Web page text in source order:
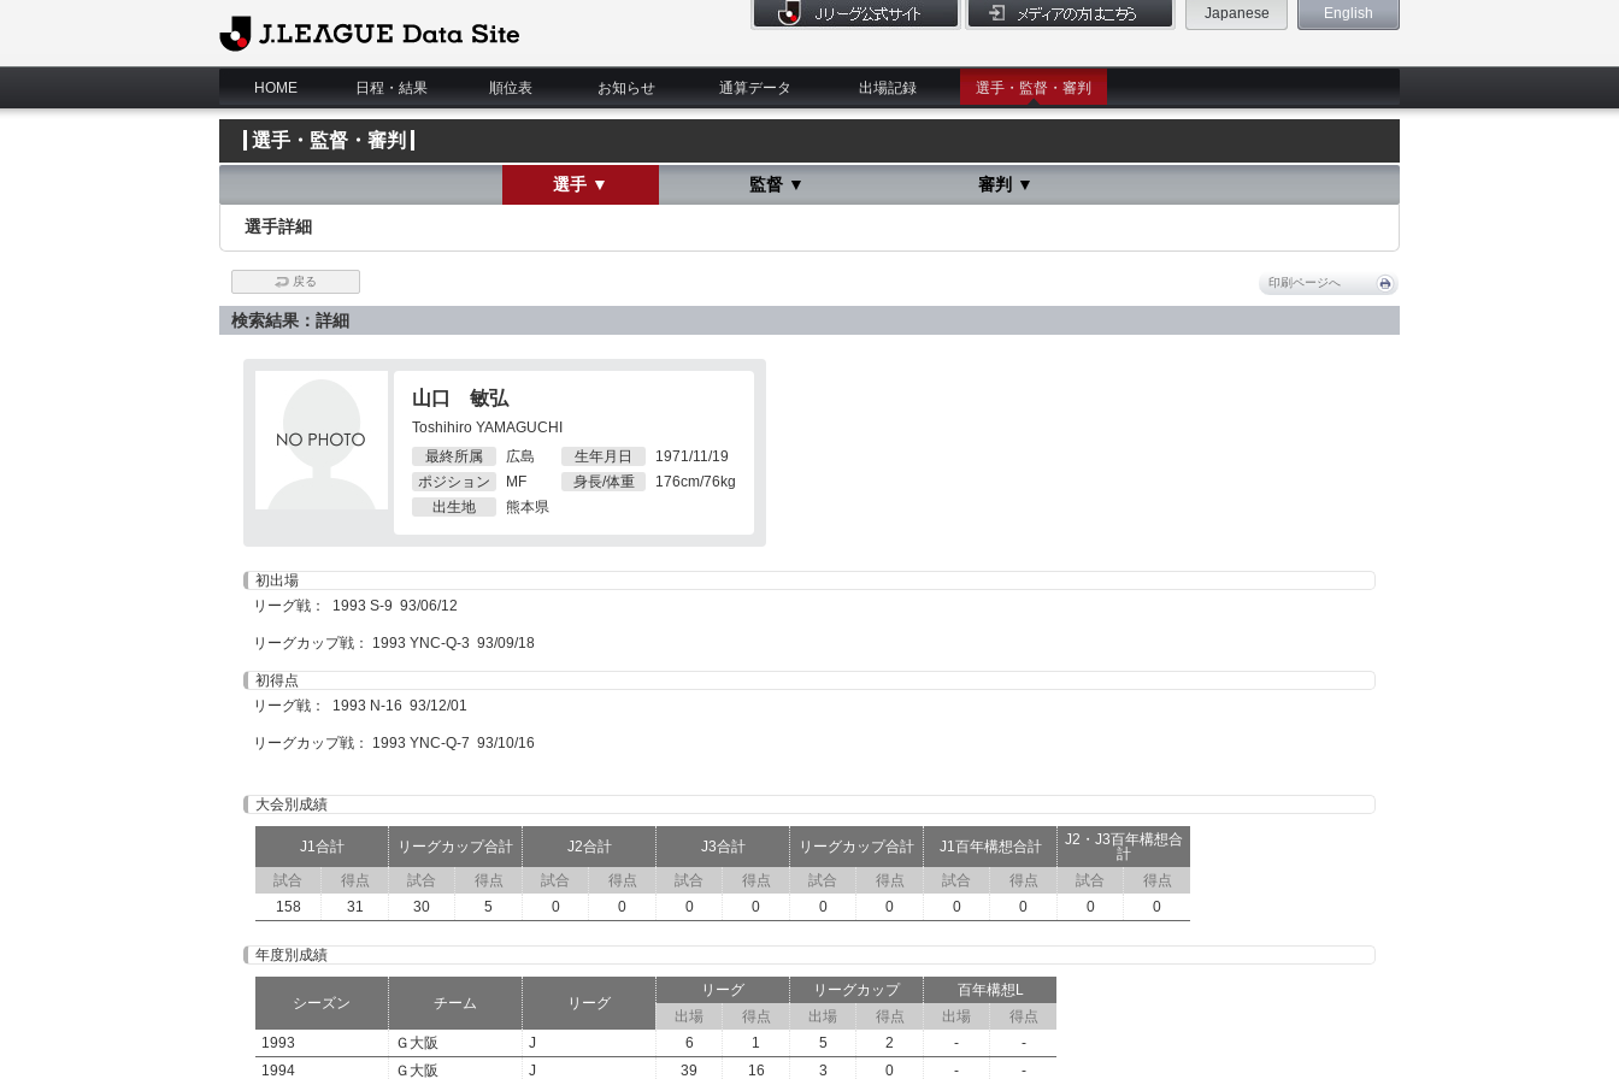
J.League Data Site
Japanese English
HOME 日程・結果 順位表 お知らせ 通算データ 出場記録 選手・監督・審判
選手・監督・審判
選手 ▼ 監督 ▼ 審判 ▼
選手詳細
戻る 印刷ページへ
検索結果：詳細
山口 敏弘
Toshihiro YAMAGUCHI
最終所属
広島
ポジション
MF
出生地
熊本県
生年月日
1971/11/19
身長/体重
176cm/76kg
初出場
リーグ戦： 1993 S-9 93/06/12
リーグカップ戦： 1993 YNC-Q-3 93/09/18
初得点
リーグ戦： 1993 N-16 93/12/01
リーグカップ戦： 1993 YNC-Q-7 93/10/16
大会別成績
J1合計 リーグカップ合計 J2合計 J3合計 リーグカップ合計 J1百年構想合計
J2・J3百年構想合
計
試合
得点 試合 得点 試合 得点 試合 得点 試合 得点 試合 得点 試合
得点
158
31 30 5 0 0 0 0 0 0 0 0 0 0
年度別成績
シーズン チーム リーグ
リーグ リーグカップ
百年構想L
出場
得点 出場 得点 出場
得点
1993
Ｇ大阪 J 6 1 5 2 -
-
1994
Ｇ大阪 J 39 16 3 0 - -